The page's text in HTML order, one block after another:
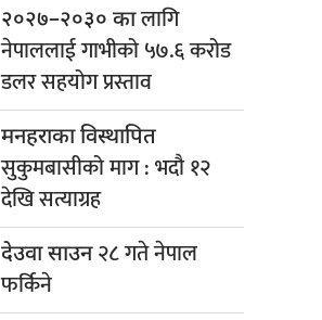
२०२७–२०३० कालागि
नेपाललाई गाभीको ५७.६ करोड
डलर सहयोग प्रस्ताव
मनहराका विस्थापित
सुकुमबासीको माग : भदौ १२
देखि सत्याग्रह
देउवा साउन२८ गते नेपाल
फर्किने